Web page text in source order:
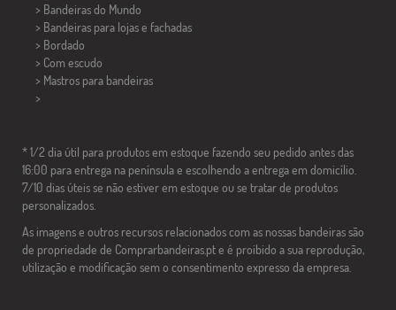
> Bandeiras do Mundo
> Bandeiras para lojas e fachadas
> Bordado
> Com escudo
> Mastros para bandeiras
>
* 1/2 dia útil para produtos em estoque fazendo seu pedido antes das
16:00 para entrega na península e escolhendo a entrega em domicílio.
7/10 dias úteis se não estiver em estoque ou se tratar de produtos
personalizados.
As imagens e outros recursos relacionados com as nossas bandeiras são
de propriedade de Comprarbandeiras.pt e é proibido a sua reprodução,
utilização e modificação sem o consentimento expresso da empresa.